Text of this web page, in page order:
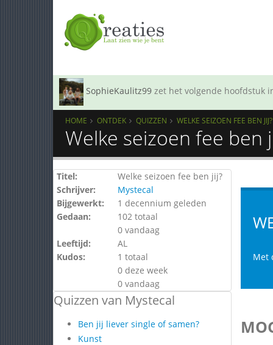
SophieKaulitz99 zet het volgende hoofdstuk
HOME ONTDEK QUIZZEN WELKE SEIZOEN FEE BEN JIJ?
Welke seizoen fee ben
Titel:
Welke seizoen fee ben jij?
Schrijver:
Mystecal
Bijgewerkt:
1 decennium geleden
Gedaan:
102 totaal
0 vandaag
Leeftijd:
AL
Kudos:
1 totaal
0 deze week
0 vandaag
Quizzen van Mystecal
Ben jij liever single of samen?
Kunst
Met